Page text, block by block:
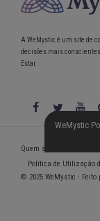
WeMystic
A WeMystic é um site de
decisões mais
Estar.
WeMystic
Quem somos
Política de Utilização
© 2025 WeMystic - Feito